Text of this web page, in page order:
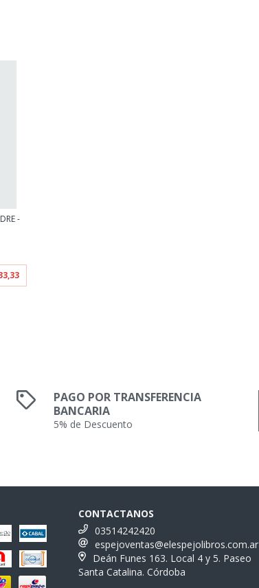
-
PAGO POR TRANSFERENCIA
BANCARIA
5% de Descuento
CONTACTANOS
03514242420
espejoventas@elespejolibros.com.ar
Deán Funes 163. Local 4 y 5. Paseo
Santa Catalina. Córdoba